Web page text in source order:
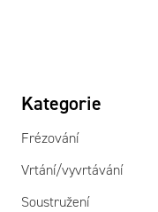
Kategorie
Frézování
Vrtání/vyvrtávání
Soustružení